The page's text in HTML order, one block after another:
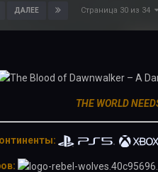
ДАЛЕЕ Страница 30 из 34
THE WORLD